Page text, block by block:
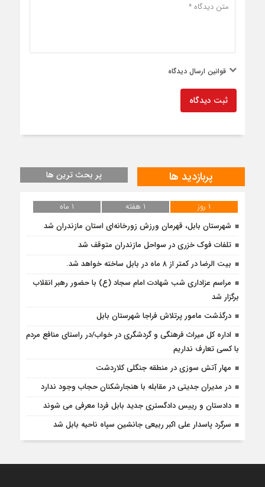
قوانین ارسال دیدگاه
ثبت دیدگاه
پربازدید ها پر بحث ترین ها
۱ روز ۱ هفته
۱ ماه
شهرستان بابل، قهرمان ورزش زورخانه‌ای استان مازندران شد
تلفات فوک خزری در سواحل مازندران متوقف شد
بیت الرضا در کمتر از ۸ ماه در بابل ساخته خواهد شد.
مراسم عزاداری شب شهادت امام سجاد (ع) با حضور رهبر انقلاب
برگزار شد
درگذشت مامور پرتلاش فراجا شهرستان بابل
اداره کل میراث فرهنگی و گردشگری در خواب/در راستای منافع مردم
با کسی تعارف نداریم
مهار آتش سوزی در منطقه جنگلی کلاردشت
در مدیران جدیتی در مقابله با هنجارشکنان حجاب وجود ندارد
دادستان و رییس دادگستری جدید بابل فردا معرفی می شوند
سرگرد پاسدار علی اکبر ربیعی جانشین سپاه ناحیه بابل شد